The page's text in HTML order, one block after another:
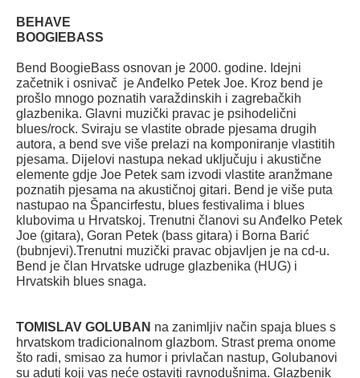
BEHAVE
BOOGIEBASS
Bend BoogieBass osnovan je 2000. godine. Idejni
začetnik i osnivač je Anđelko Petek Joe. Kroz bend je
prošlo mnogo poznatih varaždinskih i zagrebačkih
glazbenika. Glavni muzički pravac je psihodelični
blues/rock. Sviraju se vlastite obrade pjesama drugih
autora, a bend sve više prelazi na komponiranje vlastitih
pjesama. Dijelovi nastupa nekad uključuju i akustične
elemente gdje Joe Petek sam izvodi vlastite aranžmane
poznatih pjesama na akustičnoj gitari. Bend je više puta
nastupao na Špancirfestu, blues festivalima i blues
klubovima u Hrvatskoj. Trenutni članovi su Anđelko Petek
Joe (gitara), Goran Petek (bass gitara) i Borna Barić
(bubnjevi).Trenutni muzički pravac objavljen je na cd-u.
Bend je član Hrvatske udruge glazbenika (HUG) i
Hrvatskih blues snaga.
TOMISLAV GOLUBAN na zanimljiv način spaja blues s
hrvatskom tradicionalnom glazbom. Strast prema onome
što radi, smisao za humor i privlačan nastup, Golubanovi
su aduti koji vas neće ostaviti ravnodušnima. Glazbenik